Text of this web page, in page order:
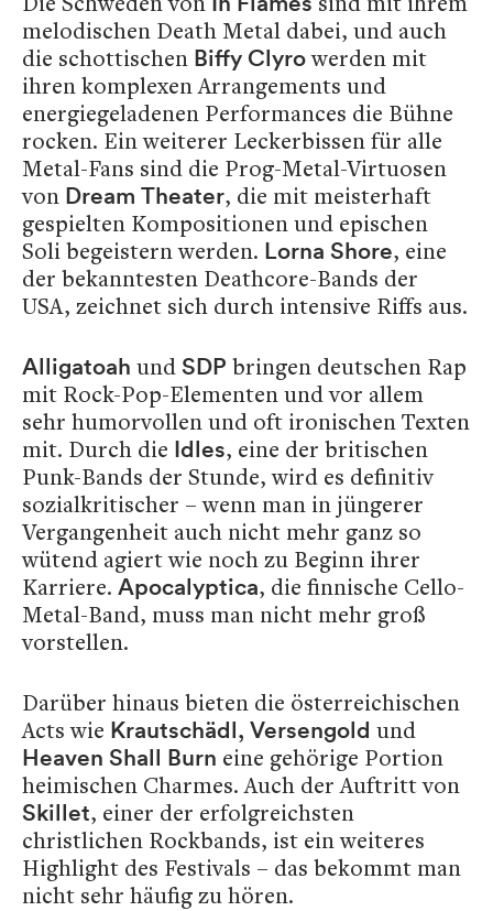
melodischen Death Metal dabei, und auch
die schottischen Biffy Clyrowerden mit
ihren komplexen Arrangements und
energiegeladenen Performances die Bühne
rocken. Ein weiterer Leckerbissen für alle
Metal-Fans sind die Prog-Metal-Virtuosen
von Dream Theater, die mit meisterhaft
gespielten Kompositionen und epischen
Soli begeistern werden. Lorna Shore, eine
der bekanntesten Deathcore-Bands der
USA, zeichnet sich durch intensive Riffs aus.
Alligatoah und SDP bringen deutschen Rap
mit Rock-Pop-Elementen und vor allem
sehr humorvollen und oft ironischen Texten
mit. Durch die Idles, eine der britischen
Punk-Bands der Stunde, wird es definitiv
sozialkritischer – wenn man in jüngerer
Vergangenheit auch nicht mehr ganz so
wütend agiert wie noch zu Beginn ihrer
Karriere. Apocalyptica, die finnische Cello-
Metal-Band, muss man nicht mehr groß
vorstellen.
Darüber hinaus bieten die österreichischen
Acts wie Krautschädl, Versengold und
Heaven Shall Burn eine gehörige Portion
heimischen Charmes. Auch der Auftritt von
Skillet, einer der erfolgreichsten
christlichen Rockbands, ist ein weiteres
Highlight des Festivals – das bekommt man
nicht sehr häufig zu hören.